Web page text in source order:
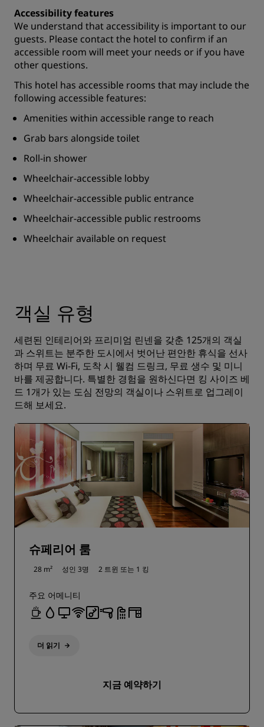
Accessibility features
We understand that accessibility is important to our
guests. Please contact the hotel to confirm if an
accessible room will meet your needs or if you have
other questions.
This hotel has accessible rooms that may include the
following accessible features:
Amenities within accessible range to reach
Grab bars alongside toilet
Roll-in shower
Wheelchair-accessible lobby
Wheelchair-accessible public entrance
Wheelchair-accessible public restrooms
Wheelchair available on request
객실 유형
세련된 인테리어와 프리미엄 린넨을 갖춘 125개의 객실
과 스위트는 분주한 도시에서 벗어난 편안한 휴식을 선사
하며 무료 Wi-Fi, 도착 시 웰컴 드링크, 무료 생수 및 미니
바를 제공합니다. 특별한 경험을 원하신다면 킹 사이즈 베
드 1개가 있는 도심 전망의 객실이나 스위트로 업그레이
드해 보세요.
슈페리어 룸
28 m² 성인 3명 2 트윈 또는 1 킹
주요 어메니티
더 읽기
지금 예약하기